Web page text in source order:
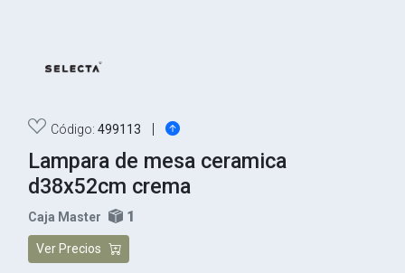
Código:499113 |
Lampara de mesa ceramica
d38x52cm crema
Caja Master 1
Ver Precios